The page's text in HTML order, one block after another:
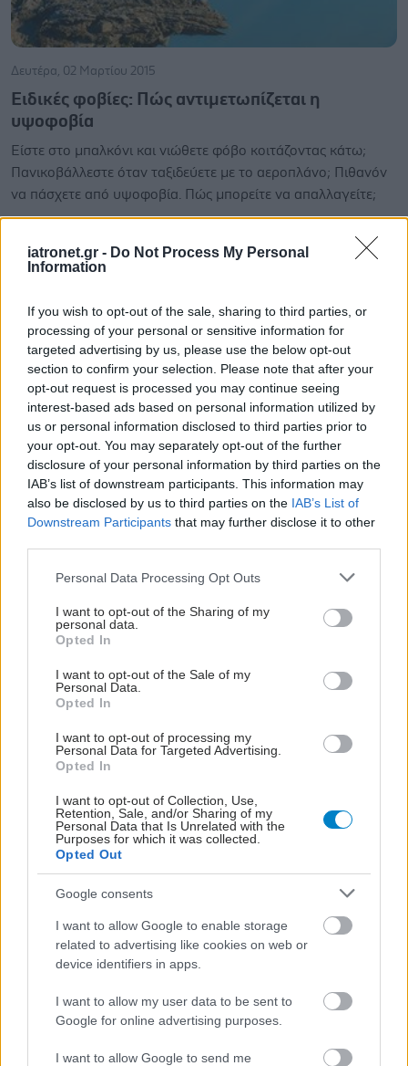
iatronet.gr - Do Not Process My Personal
Information
If you wish to opt-out of the sale, sharing to third parties, or
processing of your personal or sensitive information for
targeted advertising by us, please use the below opt-out
section to confirm your selection. Please note that after your
opt-out request is processed you may continue seeing
interest-based ads based on personal information utilized by
us or personal information disclosed to third parties prior to
your opt-out. You may separately opt-out of the further
disclosure of your personal information by third parties on the
IAB’s list of downstream participants. This information may
also be disclosed by us to third parties on the IAB’s List of
Downstream Participants that may further disclose it to other
Please note that this website/app uses one or more Google
not limited to your visit or usage behaviour. You may click to
grant or deny consent to Google and its third-party tags to
use your data for below specified purposes in below Google
consent section.
Personal Data Processing Opt Outs
I want to opt-out of the Sharing of my
personal data.
Opted In
I want to opt-out of the Sale of my
Personal Data.
Opted In
I want to opt-out of processing my
Personal Data for Targeted Advertising.
Opted In
I want to opt-out of Collection, Use,
Retention, Sale, and/or Sharing of my
Personal Data that Is Unrelated with the
Purposes for which it was collected.
Opted Out
Google consents
I want to allow Google to enable storage
related to advertising like cookies on web or
device identifiers in apps.
I want to allow my user data to be sent to
Google for online advertising purposes.
I want to allow Google to send me
Δευτέρα, 02 Μαρτίου 2015
Ειδικές φοβίες: Πώς αντιμετωπίζεται η
υψοφοβία
Είστε στο μπαλκόνι και νιώθετε φόβο κοιτάζοντας κάτω;
Πανικοβάλλεστε όταν ταξιδεύετε με το αεροπλάνο; Πιθανόν
να πάσχετε από υψοφοβία. Πώς μπορείτε να απαλλαγείτε;
Πέμπτη, 20 Μαρτίου 2014
Περίεργες φοβίες: Μήπως έχετε μια από αυτές;
Υπάρχουν πολλές μορφές φοβίας. Μερικές είναι ευρέως
Τρίτη, 17 Σεπτεμβρίου 2013, 18:47
Κυκλοφορεί το βιβλίο 'Κατανοώντας τις ειδικές
φοβίες'
Οι ειδικές φοβίες απαρτίζουν ένα επείγον και απαιτητικό
ζήτημα τόσο για τον φορέα του προβλήματος όσο και την
ομάδα όπου είναι ενταγμένος ο πάσχων.